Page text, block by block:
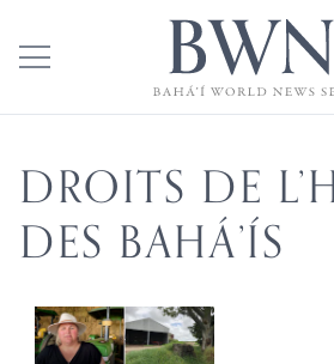
DROITS DE
DES BAHÁ’ÍS